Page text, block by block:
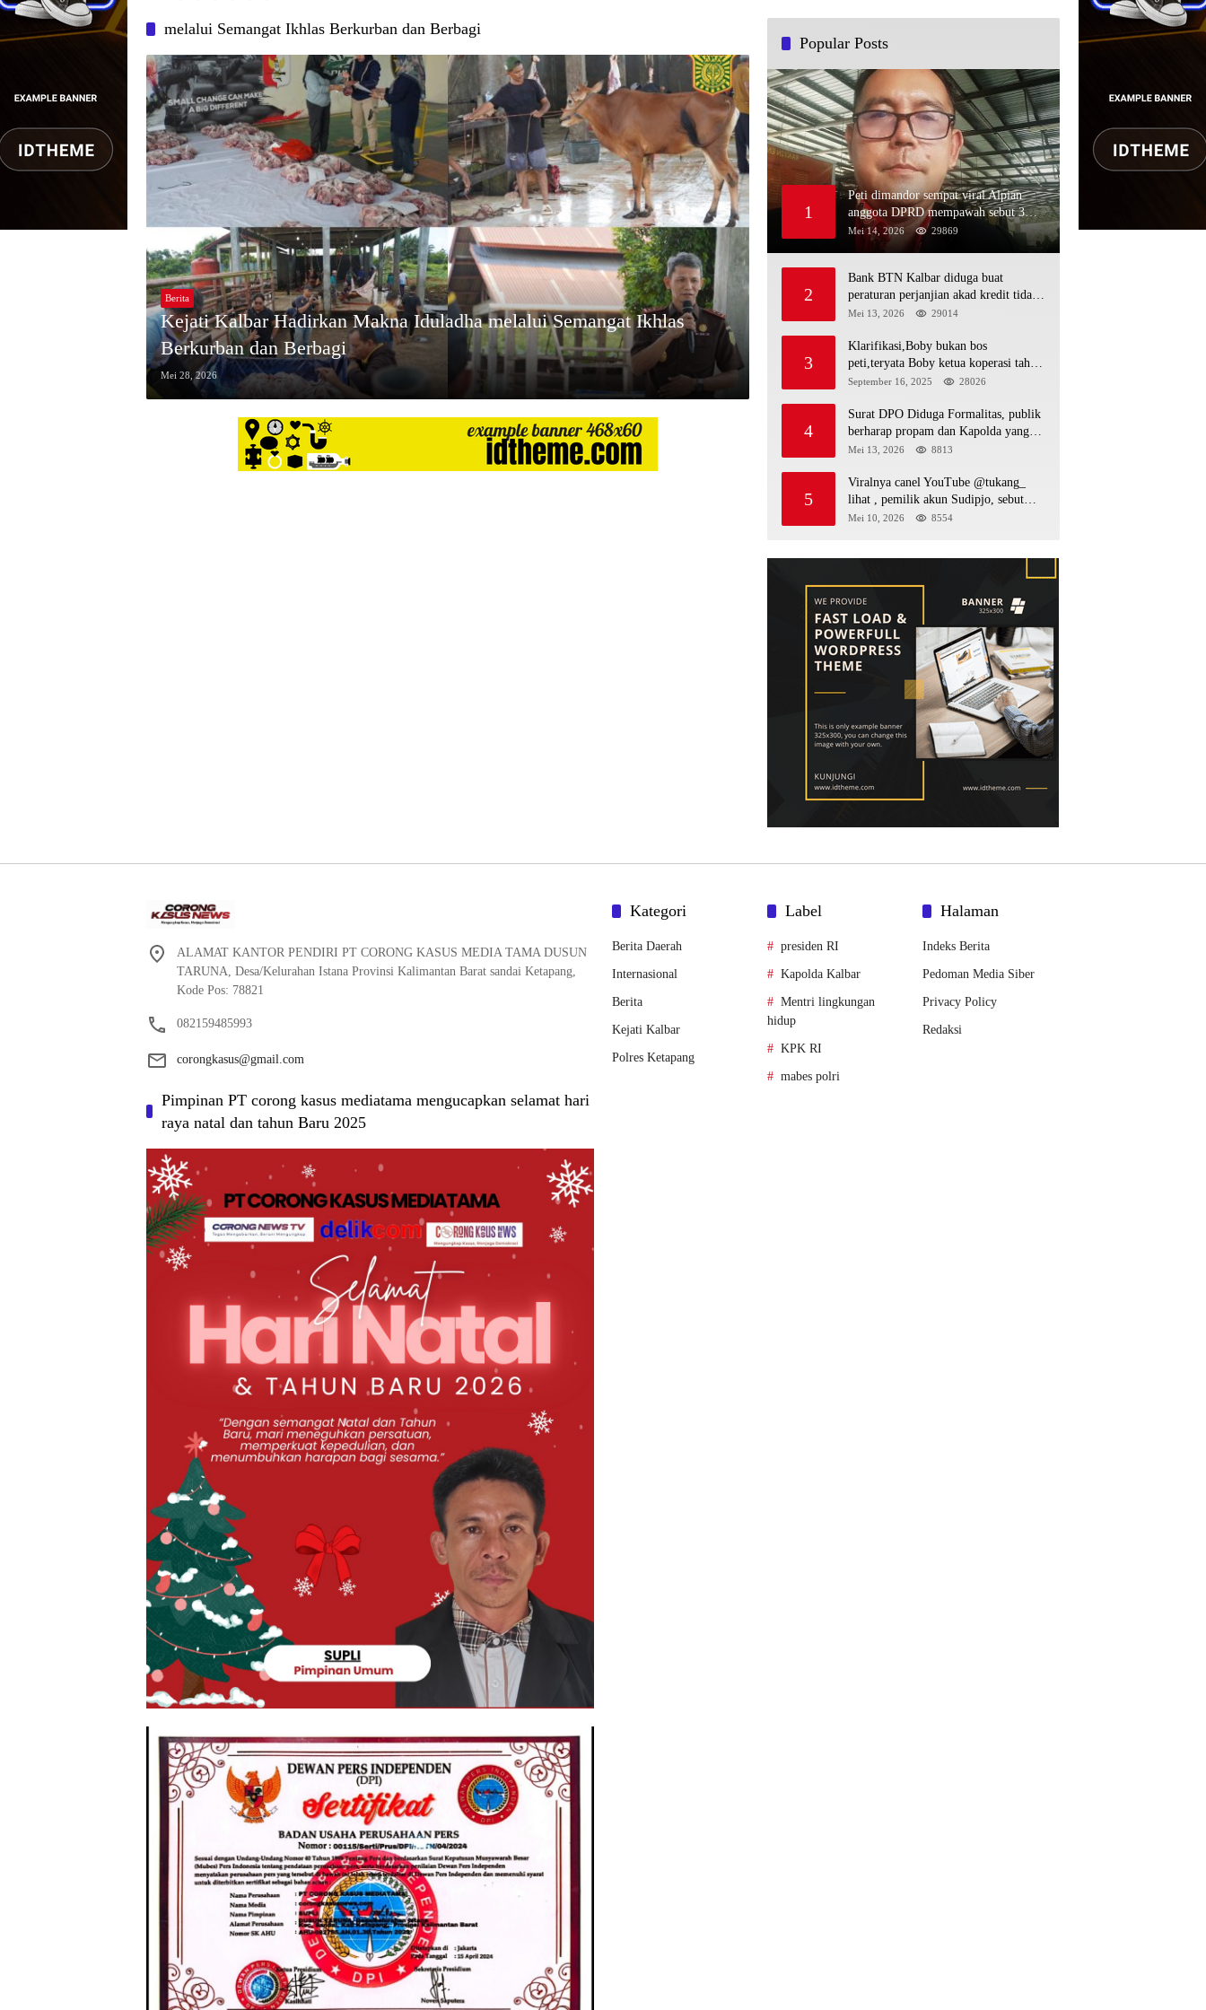
melalui Semangat Ikhlas Berkurban dan Berbagi
Berita
Kejati Kalbar Hadirkan Makna Iduladha melalui Semangat Ikhlas
Berkurban dan Berbagi
Mei 28, 2026
Popular Posts
1
Peti dimandor sempat viral Alpian
anggota DPRD mempawah sebut 3
nama polisi minja,alau dan Rojali
sebagai bos peti,Bahkan ada alat berat
Mei 14, 2026 29869
2
Bank BTN Kalbar diduga buat
peraturan perjanjian akad kredit tidak
mengikuti KUHPerdata debitur awam
dasar hukum
Mei 13, 2026 29014
3
Klarifikasi,Boby bukan bos
peti,teryata Boby ketua koperasi tahta
kencana hulu
September 16, 2025 28026
4
Surat DPO Diduga Formalitas, publik
berharap propam dan Kapolda yang
baru periksa si penerbit surat serta Aph
Mei 13, 2026 8813
5
Viralnya canel YouTube @tukang_
lihat , pemilik akun Sudipjo, sebut
salah satu oknum anggota DPRD
Mei 10, 2026 8554
ALAMAT KANTOR PENDIRI PT CORONG KASUS MEDIA TAMA DUSUN
TARUNA, Desa/Kelurahan Istana Provinsi Kalimantan Barat sandai Ketapang,
Kode Pos: 78821
082159485993
corongkasus@gmail.com
Pimpinan PT corong kasus mediatama mengucapkan selamat hari
raya natal dan tahun Baru 2025
Kategori
Berita Daerah
Internasional
Berita
Kejati Kalbar
Polres Ketapang
Label
presiden RI
Kapolda Kalbar
Mentri lingkungan
hidup
KPK RI
mabes polri
Halaman
Indeks Berita
Pedoman Media Siber
Privacy Policy
Redaksi